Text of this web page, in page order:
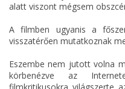
alatt viszont mégsem
A filmben ugyanis a
visszatérően mutatkoznak
Eszembe nem jutott volna
körbenézve az
filmkritikusokra világszerte